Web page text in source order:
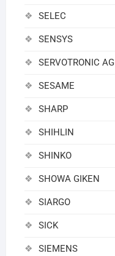
SELEC
SENSYS
SERVOTRONIC AG
SESAME
SHARP
SHIHLIN
SHINKO
SHOWA GIKEN
SIARGO
SICK
SIEMENS